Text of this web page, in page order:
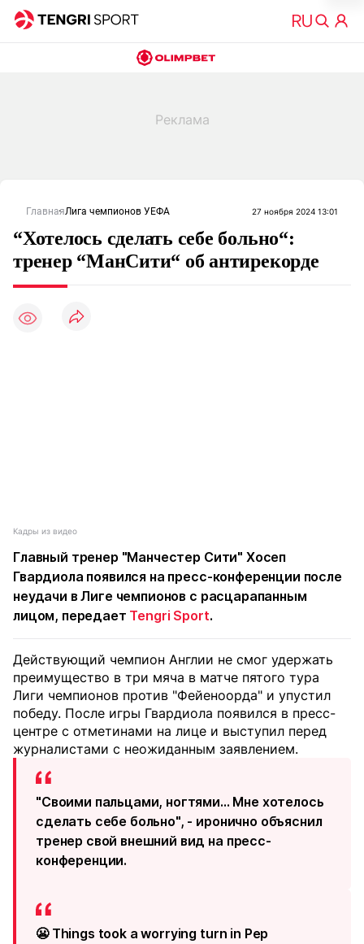
ГлавнаяЛига чемпионов УЕФА 27 ноября 2024 13:01
“Хотелось сделать себе больно“:
тренер “МанСити“ об антирекорде
Кадры из видео
Главный тренер "Манчестер Сити" Хосеп
Гвардиола появился на пресс-конференции после
неудачи в Лиге чемпионов с расцарапанным
лицом, передает Tengri Sport.
Действующий чемпион Англии не смог удержать
преимущество в три мяча в матче пятого тура
Лиги чемпионов против "Фейеноорда" и упустил
победу. После игры Гвардиола появился в пресс-
центре с отметинами на лице и выступил перед
журналистами с неожиданным заявлением.
"Своими пальцами, ногтями... Мне хотелось
сделать себе больно", - иронично объяснил
тренер свой внешний вид на пресс-
конференции.
😬 Things took a worrying turn in Pep